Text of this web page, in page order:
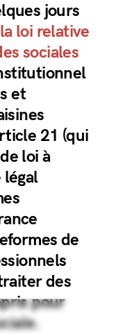
jours
loi relative
sociales
et
21 (qui
loi à
légal
de
des
pour